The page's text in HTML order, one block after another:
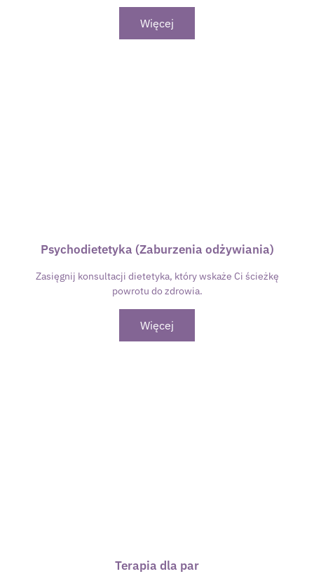
Więcej
Psychodietetyka (Zaburzenia odżywiania)
Zasięgnij konsultacji dietetyka, który wskaże Ci ścieżkę
powrotu do zdrowia.
Więcej
Terapia dla par